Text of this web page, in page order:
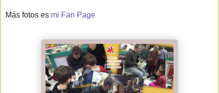
Más fotos es mi Fan Page